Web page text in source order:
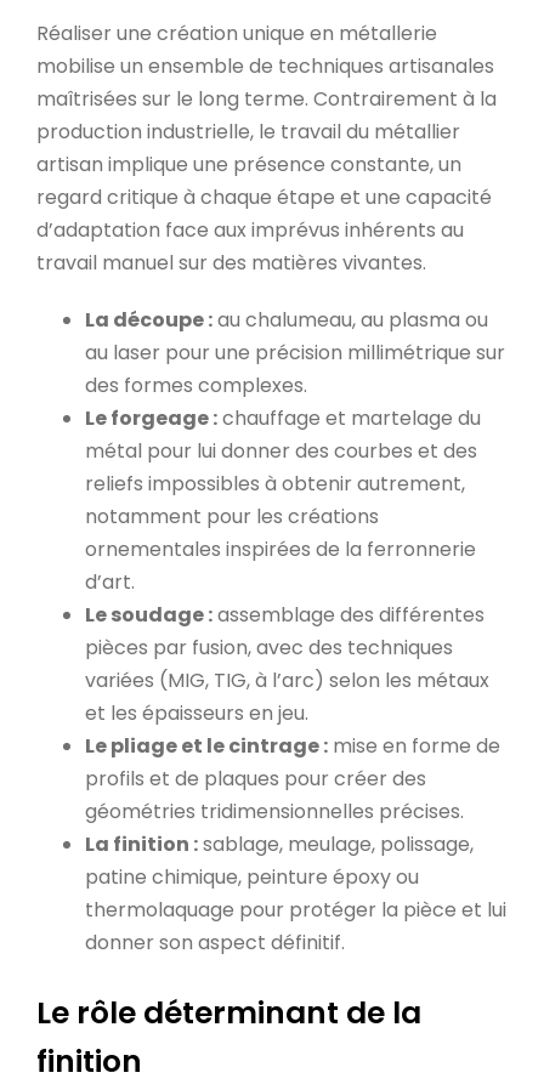
Réaliser une création unique en métallerie
mobilise un ensemble de techniques artisanales
maîtrisées sur le long terme. Contrairement à la
production industrielle, le travail du métallier
artisan implique une présence constante, un
regard critique à chaque étape et une capacité
d’adaptation face aux imprévus inhérents au
travail manuel sur des matières vivantes.
La découpe :au chalumeau, au plasma ou
au laser pour une précision millimétrique sur
des formes complexes.
Le forgeage :chauffage et martelage du
métal pour lui donner des courbes et des
reliefs impossibles à obtenir autrement,
notamment pour les créations
ornementales inspirées de la ferronnerie
d’art.
Le soudage :assemblage des différentes
pièces par fusion, avec des techniques
variées (MIG, TIG, à l’arc) selon les métaux
et les épaisseurs en jeu.
Le pliage et le cintrage : mise en forme de
profils et de plaques pour créer des
géométries tridimensionnelles précises.
La finition :sablage, meulage, polissage,
patine chimique, peinture époxy ou
thermolaquage pour protéger la pièce et lui
donner son aspect définitif.
Le rôle déterminant de la
finition